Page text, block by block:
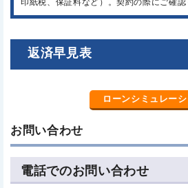
返済早見表
ローンシミュレー
お問い合わせ
電話でのお問い合わせ